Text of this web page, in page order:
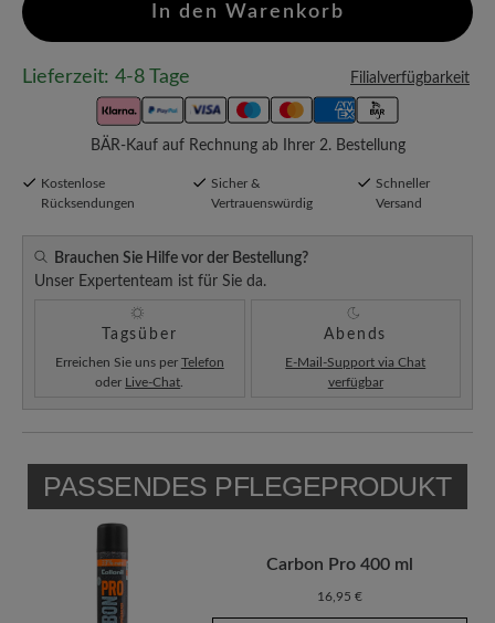
In den Warenkorb
Lieferzeit: 4-8 Tage Filialverfügbarkeit
BÄR-Kauf auf Rechnung ab Ihrer 2. Bestellung
Kostenlose
Rücksendungen
Sicher &
Vertrauenswürdig
Schneller
Versand
Brauchen Sie Hilfe vor der Bestellung?
Unser Expertenteam ist für Sie da.
Tagsüber
Erreichen Sie uns per Telefon
oder Live-Chat
Abends
E-Mail-Support via Chat
verfügbar
PASSENDES PFLEGEPRODUKT
Carbon Pro 400 ml
16,95 €